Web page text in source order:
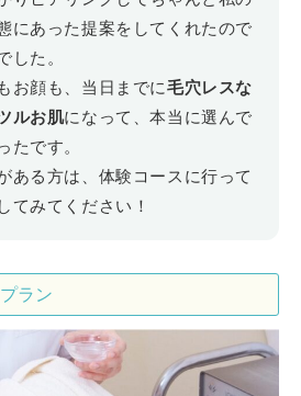
にあった提案をしてくれたので
した。
お顔も、当日までに毛穴レスな
ルお肌になって、本当に選んで
たです。
ある方は、体験コースに行って
てみてください！
ラン